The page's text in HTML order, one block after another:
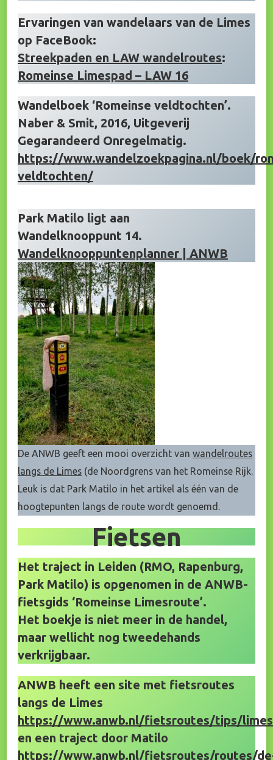
Ervaringen van wandelaars van de Limes
op FaceBook:
Streekpaden en LAW wandelroutes:
Romeinse Limespad – LAW 16
Wandelboek ‘Romeinse veldtochten’.
Naber & Smit, 2016, Uitgeverij
Gegarandeerd Onregelmatig.
https://www.wandelzoekpagina.nl/boek/
veldtochten/
Park Matilo ligt aan
Wandelknooppunt 14.
Wandelknooppuntenplanner | ANWB
De ANWB geeft een mooi overzicht van wandelroutes
langs de Limes (de Noordgrens van het Romeinse Rijk.
Leuk is dat Park Matilo in het artikel als één van de
hoogtepunten langs de route wordt genoemd.
Fietsen
Het traject in Leiden (RMO, Rapenburg,
Park Matilo) is opgenomen in de ANWB-
fietsgids ‘Romeinse Limesroute’.
Het boekje is niet meer in de handel,
maar wellicht nog tweedehands
verkrijgbaar.
ANWB heeft een site met fietsroutes
langs de Limes
https://www.anwb.nl/fietsroutes/tips/
en een traject door Matilo
https://www.anwb.nl/fietsroutes/routes/